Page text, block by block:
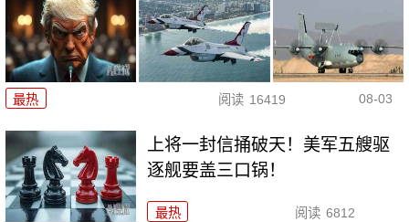
最热 阅读 16419 08-03
上将一封信捅破天！美军五艘驱
逐舰要盖三口锅！
最热 阅读 6812